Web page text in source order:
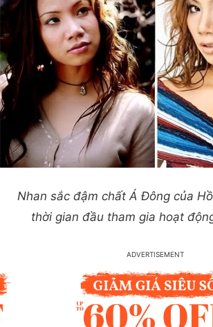
Nhan sắc đậm chất Á Đông của
thời gian đầu tham gia hoạt